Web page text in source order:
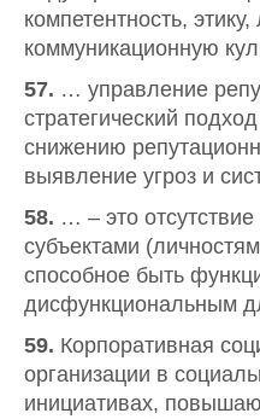
компетентность,
коммуникационную
57. … управление
стратегический
снижению
выявление угроз и
58. … – это
субъектами
способное быть
дисфункциональным
59. Корпоративная
организации в
инициативах,